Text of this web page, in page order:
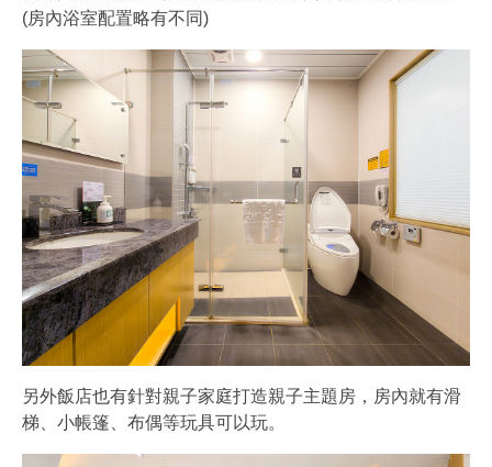
(房內浴室配置略有不同)
另外飯店也有針對親子家庭打造親子主題房，房內就有滑
梯、小帳篷、布偶等玩具可以玩。